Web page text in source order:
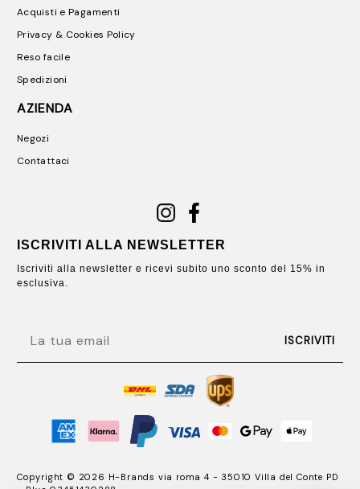
Acquisti e Pagamenti
Privacy & Cookies Policy
Reso facile
Spedizioni
AZIENDA
Negozi
Contattaci
ISCRIVITI ALLA NEWSLETTER
Iscriviti alla newsletter e ricevi subito uno sconto del 15% in
esclusiva.
ISCRIVITI
Copyright © 2026 H-Brands via roma 4 - 35010 Villa del Conte PD